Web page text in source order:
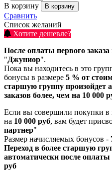
В корзину
В корзину
Сравнить
Список желаний
Хотите дешевле?
После оплаты первого заказа
"Джуниор".
Пока вы находитесь в это
бонусы в размере 5 % от
старшую группу произойдет
заказов более, чем на 10 000
Если вы совершили покупки в
на 10 000 руб, вам будет
партнер"
Размер начисляемых бонусов -
Переход в более старшую
автоматически после оплаты
руб